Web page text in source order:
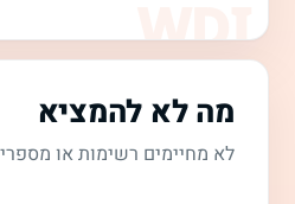
מה לא להמציא
לא מחיימים רשימות או